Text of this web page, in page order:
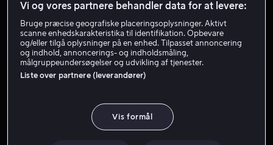
Stemme Gæst Skuespiller
Vi og vores partnere behandler data for at levere:
Bruge præcise geografiske placeringsoplysninger. Aktivt
scanne enhedskarakteristika til identifikation. Opbevare
og/eller tilgå oplysninger på en enhed. Tilpasset annoncering
og indhold, annoncerings- og indholdsmåling,
målgruppeundersøgelser og udvikling af tjenester.
Liste over partnere (leverandører)
Vis formål